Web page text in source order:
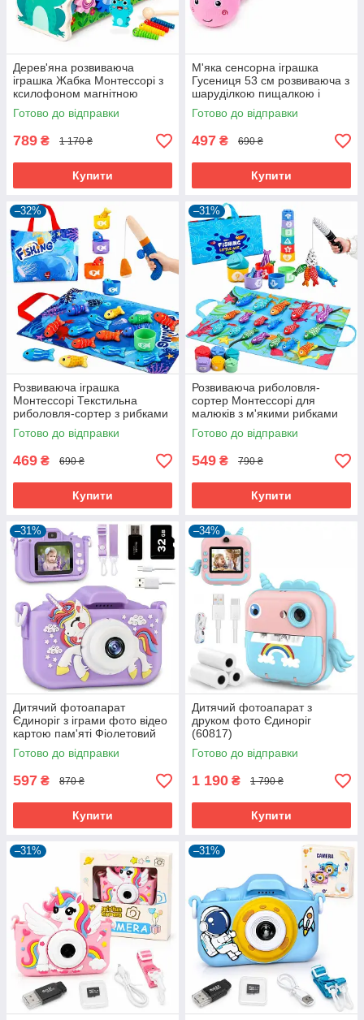
Дерев'яна розвиваюча
іграшка Жабка Монтессорі з
ксилофоном магнітною
рибалкою і молоточками
(61088)
Готово до відправки
789 ₴ 1 170 ₴
Купити
М'яка сенсорна іграшка
Гусениця 53 см розвиваюча з
шаруділкою пищалкою і
брязкальцем Рожевий
(61099)
Готово до відправки
497 ₴ 690 ₴
Купити
–32%
Розвиваюча іграшка
Монтессорі Текстильна
риболовля-сортер з рибками
вудочкою стаканчиками і
килимком (61170)
Готово до відправки
469 ₴ 690 ₴
Купити
–31%
Розвиваюча риболовля-
сортер Монтессорі для
малюків з м'якими рибками
вудочкою стаканчиками і
килимком (61171)
Готово до відправки
549 ₴ 790 ₴
Купити
–31%
Дитячий фотоапарат
Єдиноріг з іграми фото відео
картою пам'яті Фіолетовий
(60707)
Готово до відправки
597 ₴ 870 ₴
Купити
–34%
Дитячий фотоапарат з
друком фото Єдиноріг
(60817)
Готово до відправки
1 190 ₴ 1 790 ₴
Купити
–31% –31%